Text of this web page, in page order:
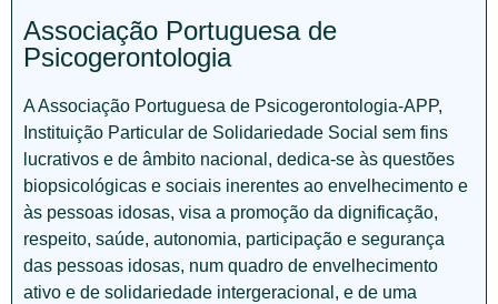
Associação Portuguesa de
Psicogerontologia
A Associação Portuguesa de Psicogerontologia-APP,
Instituição Particular de Solidariedade Social sem fins
lucrativos e de âmbito nacional, dedica-se às questões
biopsicológicas e sociais inerentes ao envelhecimento e
às pessoas idosas, visa a promoção da dignificação,
respeito, saúde, autonomia, participação e segurança
das pessoas idosas, num quadro de envelhecimento
ativo e de solidariedade intergeracional, e de uma